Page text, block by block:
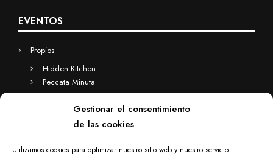
Gestionar el consentimiento
de las cookies
Utilizamos cookies para optimizar nuestro sitio web y nuestro servicio.
EVENTOS
Propios
Hidden Kitchen
Peccata Minuta
Eventos a medida
Hidden Kitchen Business